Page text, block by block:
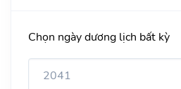
Chọn ngày dương lịch bất kỳ